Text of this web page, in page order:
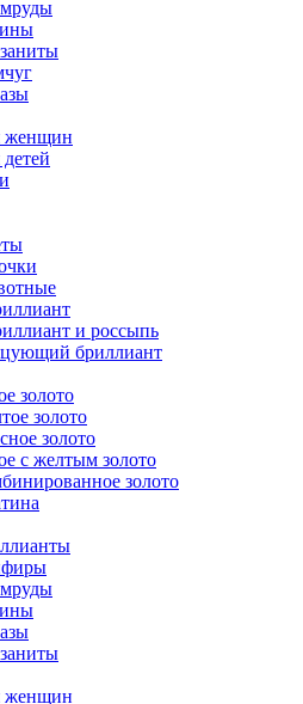
женщин
и россыпь
бриллиант
золото
золото
золото
с желтым золото
золото
женщин